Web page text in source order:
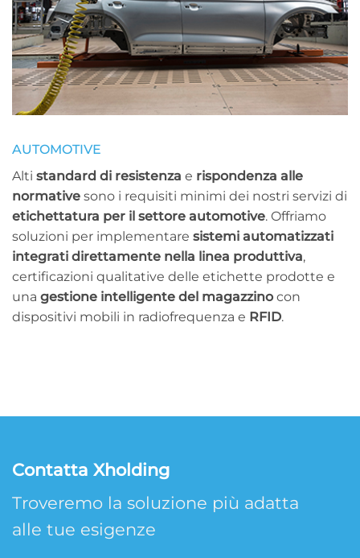
AUTOMOTIVE
Alti standard di resistenza e rispondenza alle
normative sono i requisiti minimi dei nostri servizi di
etichettatura per il settore automotive. Offriamo
soluzioni per implementare sistemi automatizzati
integrati direttamente nella linea produttiva,
certificazioni qualitative delle etichette prodotte e
una gestione intelligente del magazzino con
dispositivi mobili in radiofrequenza e RFID.
Contatta Xholding
Troveremo la soluzione più adatta
alle tue esigenze